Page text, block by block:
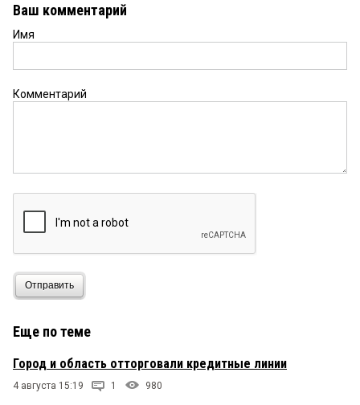
Ваш комментарий
Имя
Комментарий
Отправить
Еще по теме
Город и область отторговали кредитные линии
4 августа 15:19 1 980